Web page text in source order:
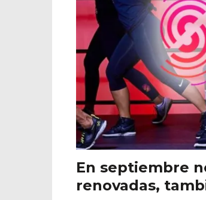
En septiembre
renovadas,